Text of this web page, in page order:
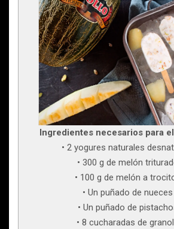
Ingredientes necesarios para
• 2 yogures naturales
• 300 g de melón
• 100 g de melón a
• Un puñado de nueces
• Un puñado de
• 8 cucharadas de